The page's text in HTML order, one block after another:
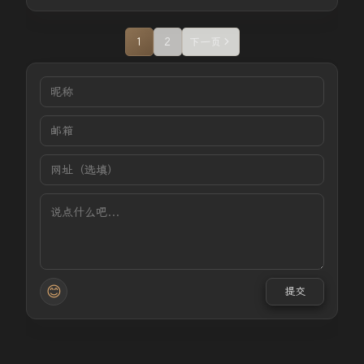
1 2 下一页
😊 提交